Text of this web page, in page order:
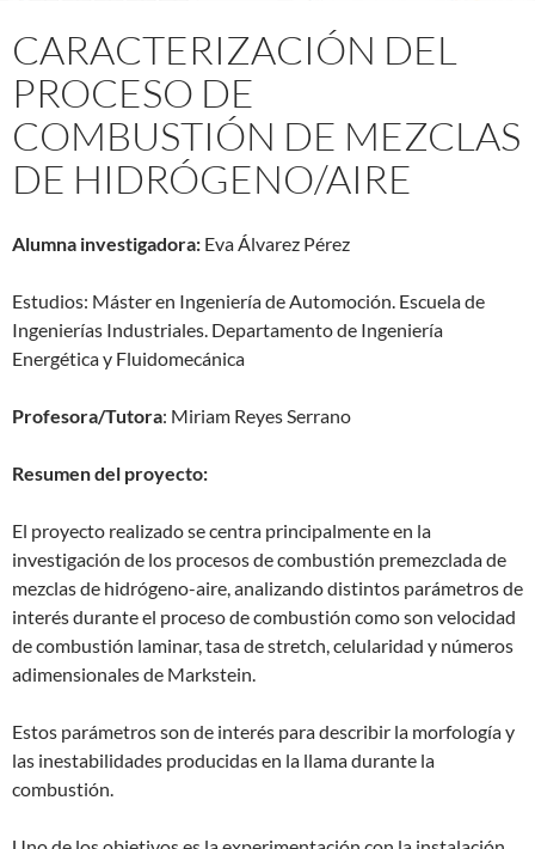
CARACTERIZACIÓN DEL
PROCESO DE
COMBUSTIÓN DE MEZCLAS
DE HIDRÓGENO/AIRE
Alumna investigadora: Eva Álvarez Pérez
Estudios: Máster en Ingeniería de Automoción. Escuela de
Ingenierías Industriales. Departamento de Ingeniería
Energética y Fluidomecánica
Profesora/Tutora: Miriam Reyes Serrano
Resumen del proyecto:
El proyecto realizado se centra principalmente en la
investigación de los procesos de combustión premezclada de
mezclas de hidrógeno-aire, analizando distintos parámetros de
interés durante el proceso de combustión como son velocidad
de combustión laminar, tasa de stretch, celularidad y números
adimensionales de Markstein.
Estos parámetros son de interés para describir la morfología y
las inestabilidades producidas en la llama durante la
combustión.